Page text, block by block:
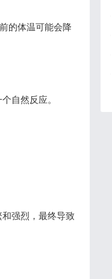
的体温可能会降
自然反应。
强烈，最终导致